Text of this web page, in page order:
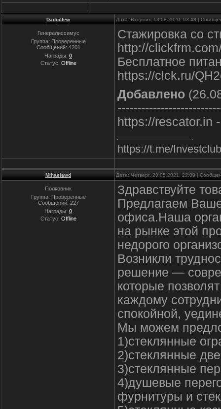
Dadgilfew Дата: Вторник, 18.08.2020, 03:48 |
Генералиссимус
Группа: Проверенные
Сообщений: 4201
Награды: 0
Статус: Offline
Стажировка со
http://
Бесплатное
https://clck.ru/
Добавлено
https://rescator.in
https://t.me/
Mihaelawd Дата: Четверг, 20.05.2021, 22:09 |
Полковник
Группа: Проверенные
Сообщений: 227
Награды: 0
Статус: Offline
Здравствуйте
Предлагаем
офиса.Наша
на рынке этой
недорого
Возникли
решение —
которые
каждому
спокойной,
Мы можем
1)стеклянные
2)стеклянные
3)cтеклянные
4)душевые
фурнитуры и